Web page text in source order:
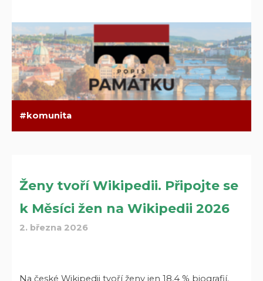
komunita
Ženy tvoří Wikipedii. Připojte se
k Měsíci žen na Wikipedii 2026
2. března 2026
Na české Wikipedii tvoří ženy jen 18,4 % biografií.